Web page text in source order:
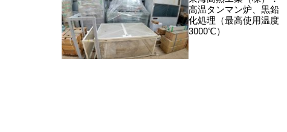
高温タンマン炉、黒鉛
化処理（最高使用温度
3000℃）